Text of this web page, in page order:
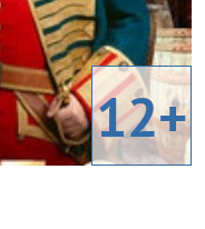
12+